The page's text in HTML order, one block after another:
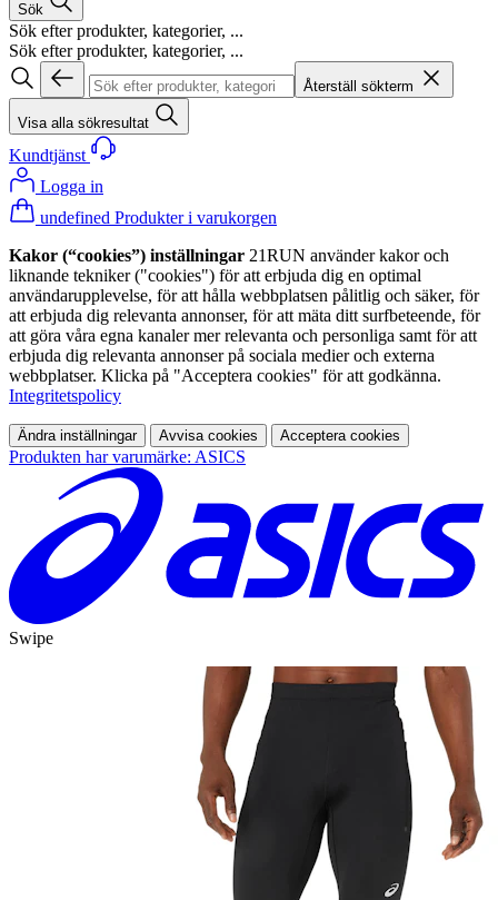
Sök
Sök efter produkter, kategorier, ...
Sök efter produkter, kategorier, ...
Återställ sökterm
Visa alla sökresultat
Kundtjänst
Logga in
undefined Produkter i varukorgen
Kakor (“cookies”) inställningar 21RUN använder kakor och
liknande tekniker ("cookies") för att erbjuda dig en optimal
användarupplevelse, för att hålla webbplatsen pålitlig och säker, för
att erbjuda dig relevanta annonser, för att mäta ditt surfbeteende, för
att göra våra egna kanaler mer relevanta och personliga samt för att
erbjuda dig relevanta annonser på sociala medier och externa
webbplatser. Klicka på "Acceptera cookies" för att godkänna.
Integritetspolicy
Ändra inställningar Avvisa cookies Acceptera cookies
Produkten har varumärke: ASICS
Swipe